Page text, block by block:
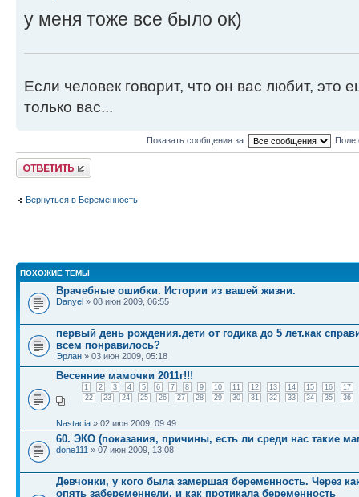
у меня тоже все было ок)
Если человек говорит, что он вас любит, это
только вас...
Показать сообщения за: Поле
Ответить
Вернуться в Беременность
ПОХОЖИЕ ТЕМЫ
Врачебные ошибки. Истории из вашей жизни.
Danyel » 08 июн 2009, 06:55
первый день рождения.дети от годика до 5 лет.как
всем понравилось?
Эрлан » 03 июн 2009, 05:18
Весенние мамочки 2011г!!!
1 2 3 4 5 6 7 8 9 10 11 12 13 14 15 16
17
22
23 24 25 26 27 28 29 30 31 32 33 34 35 36
Nastacia » 02 июн 2009, 09:49
60. ЭКО (показания, причины, есть ли среди нас такие
done111 » 07 июн 2009, 13:08
Девчонки, у кого была замершая беременность. Через
опять забеременнели, и как протикала беременность